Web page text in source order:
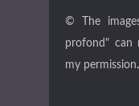
© The
profond" can
my permission.